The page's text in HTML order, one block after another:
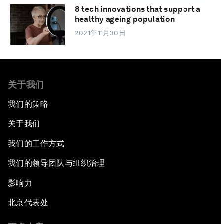
8 tech innovations that support a
healthy ageing population
2021年11月30日
关于我们
我们的策略
关于我们
我们的工作方式
我们的领导团队与组织治理
影响力
北京代表处